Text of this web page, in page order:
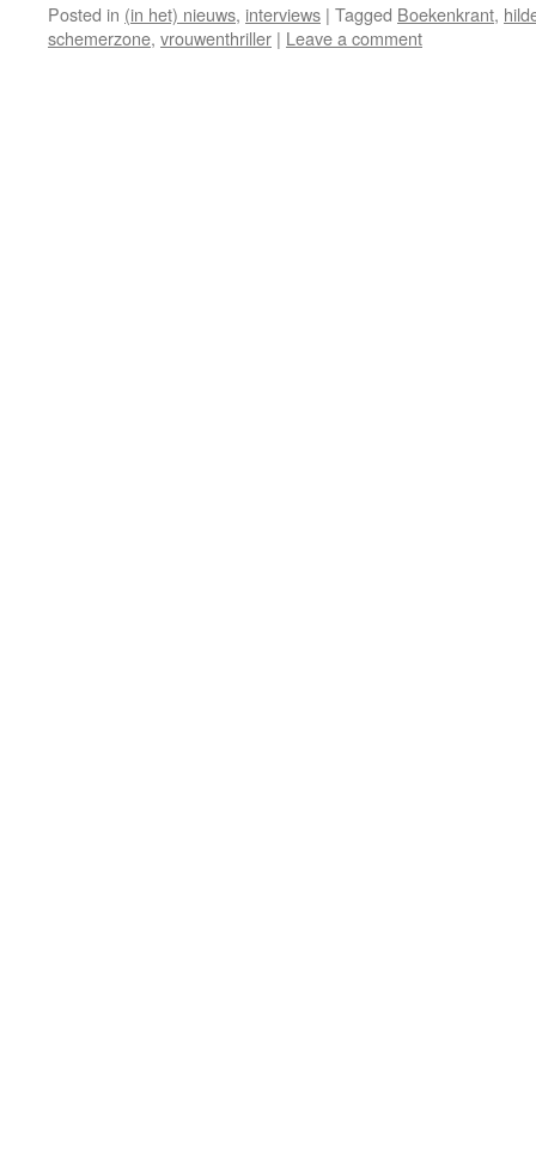
Posted in (in het) nieuws, interviews | Tagged Boekenkrant,
schemerzone, vrouwenthriller | Leave a comment